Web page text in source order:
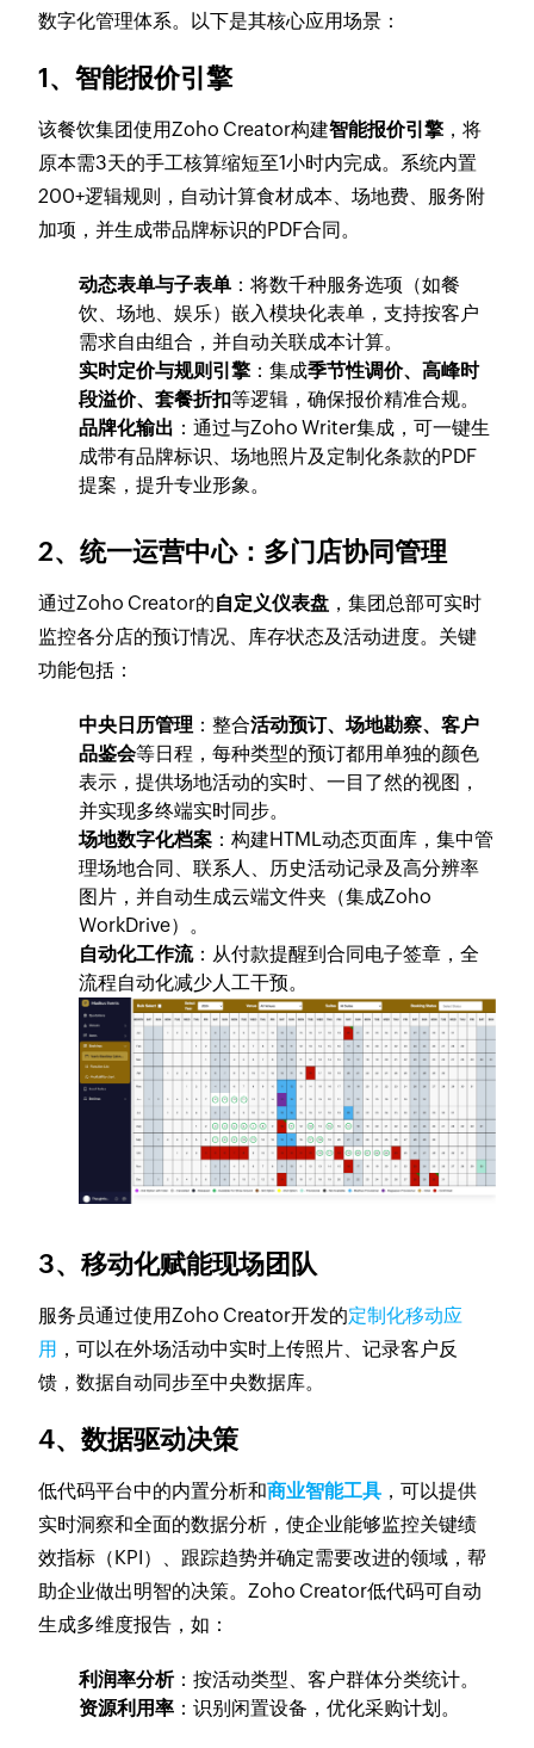
数字化管理体系。以下是其核心应用场景：
1、智能报价引擎
该餐饮集团使用Zoho Creator构建智能报价引擎 ，将
原本需3天的手工核算缩短至1小时内完成。系统内置
200+逻辑规则，自动计算食材成本、场地费、服务附
加项，并生成带品牌标识的PDF合同。
动态表单与子表单 ：将数千种服务选项（如餐
饮、场地、娱乐）嵌入模块化表单，支持按客户
需求自由组合，并自动关联成本计算。
实时定价与规则引擎 ：集成季节性调价、高峰时
段溢价、套餐折扣等逻辑，确保报价精准合规。
品牌化输出 ：通过与Zoho Writer集成，可一键生
成带有品牌标识、场地照片及定制化条款的PDF
提案，提升专业形象。
2、统一运营中心：多门店协同管理
通过Zoho Creator的自定义仪表盘 ，集团总部可实时
监控各分店的预订情况、库存状态及活动进度。关键
功能包括：
中央日历管理 ：整合活动预订、场地勘察、客户
品鉴会等日程，每种类型的预订都用单独的颜色
表示，提供场地活动的实时、一目了然的视图，
并实现多终端实时同步。
场地数字化档案 ：构建HTML动态页面库，集中管
理场地合同、联系人、历史活动记录及高分辨率
图片，并自动生成云端文件夹（集成Zoho
WorkDrive）。
自动化工作流：从付款提醒到合同电子签章，全
流程自动化减少人工干预。
3、移动化赋能现场团队
服务员通过使用Zoho Creator开发的定制化移动应
用 ，可以在外场活动中实时上传照片、记录客户反
馈，数据自动同步至中央数据库。
4、数据驱动决策
低代码平台中的内置分析和商业智能工具 ，可以提供
实时洞察和全面的数据分析，使企业能够监控关键绩
效指标（KPI）、跟踪趋势并确定需要改进的领域，帮
助企业做出明智的决策。Zoho Creator低代码可自动
生成多维度报告，如：
利润率分析：按活动类型、客户群体分类统计。
资源利用率 ：识别闲置设备，优化采购计划。